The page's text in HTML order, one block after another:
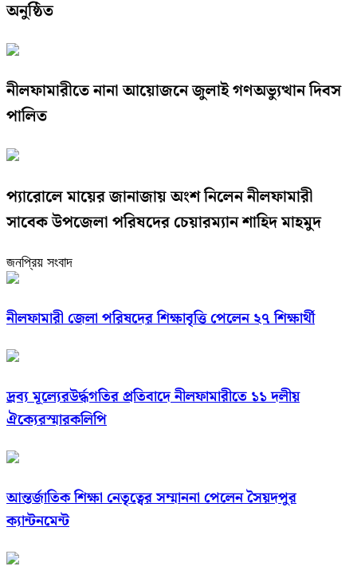
অনুষ্ঠিত
নীলফামারীতে নানা আয়োজনে জুলাই গণঅভ্যুত্থান দিবস
পালিত
প্যারোলে মায়ের জানাজায় অংশ নিলেন নীলফামারী
সাবেক উপজেলা পরিষদের চেয়ারম্যান শাহিদ মাহমুদ
জনপ্রিয় সংবাদ
নীলফামারী জেলা পরিষদের শিক্ষাবৃত্তি পেলেন ২৭ শিক্ষার্থী
দ্রব্য মূল্যেরউর্দ্ধগতির প্রতিবাদে নীলফামারীতে ১১ দলীয়
ঐক্যেরস্মারকলিপি
আন্তর্জাতিক শিক্ষা নেতৃত্বের সম্মাননা পেলেন সৈয়দপুর
ক্যান্টনমেন্ট